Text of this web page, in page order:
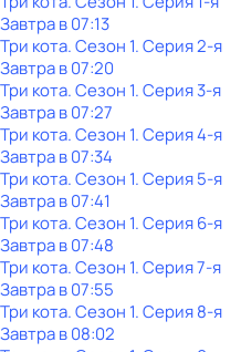
Завтра в 07:13
Три кота. Сезон 1. Серия 2-я
Завтра в 07:20
Три кота. Сезон 1. Серия 3-я
Завтра в 07:27
Три кота. Сезон 1. Серия 4-я
Завтра в 07:34
Три кота. Сезон 1. Серия 5-я
Завтра в 07:41
Три кота. Сезон 1. Серия 6-я
Завтра в 07:48
Три кота. Сезон 1. Серия 7-я
Завтра в 07:55
Три кота. Сезон 1. Серия 8-я
Завтра в 08:02